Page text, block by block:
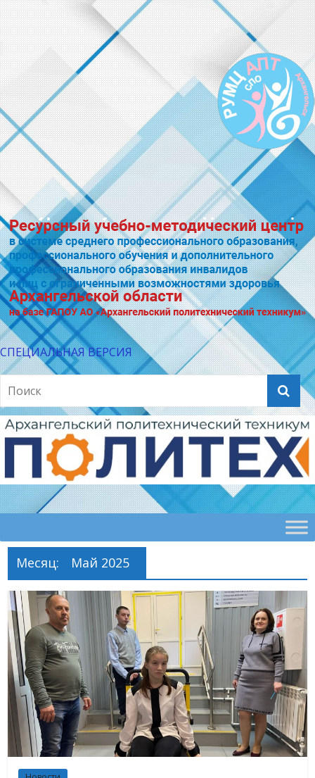
СПЕЦИАЛЬНАЯ ВЕРСИЯ
Месяц: Май 2025